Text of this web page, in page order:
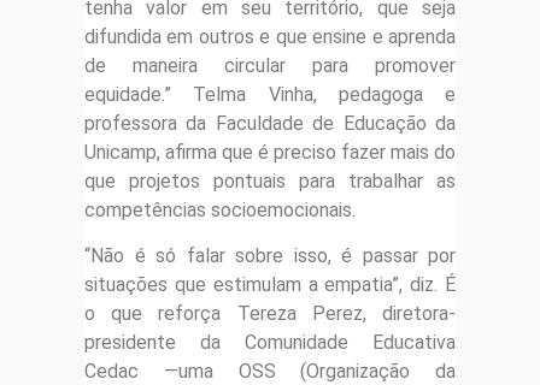
tenha valor em seu território, que seja
difundida em outros e que ensine e aprenda
de maneira circular para promover
equidade.” Telma Vinha, pedagoga e
professora da Faculdade de Educação da
Unicamp, afirma que é preciso fazer mais do
que projetos pontuais para trabalhar as
competências socioemocionais.
“Não é só falar sobre isso, é passar por
situações que estimulam a empatia”, diz. É
o que reforça Tereza Perez, diretora-
presidente da Comunidade Educativa
Cedac —uma OSS (Organização da